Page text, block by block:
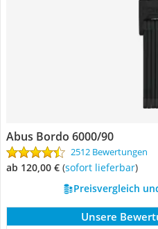
Abus Bordo 6000/90
2512 Bewertungen
ab 120,00 € ( Sofort lieferbar)
Preisvergleich
Unsere